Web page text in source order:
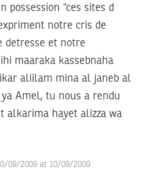
possession “ces sites d
notre cris de
detresse et notre
maaraka kassebnaha
aliilam mina al janeb al
Amel, tu nous a rendu
alkarima hayet alizza wa
09/2009 at 10/09/2009